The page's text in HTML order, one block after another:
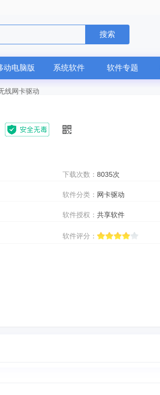
搜索
动电脑版 系统软件 软件专题
线网卡驱动
下载次数： 8035次
软件分类： 网卡驱动
软件授权： 共享软件
软件评分：